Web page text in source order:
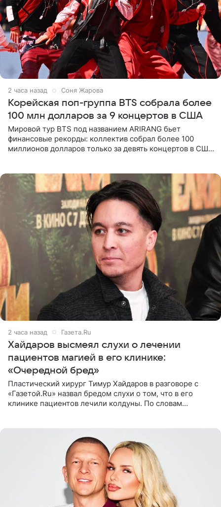
2 часа назад Соня Жарова
Корейская поп-группа BTS собрала более
100 млн долларов за 9 концертов в США
Мировой тур BTS под названием ARIRANG бьет
финансовые рекорды: коллектив собрал более 100
миллионов долларов только за девять концертов в США.
2 часа назад Газета.Ru
Хайдаров высмеял слухи о лечении
пациентов магией в его клинике:
«Очередной бред»
Пластический хирург Тимур Хайдаров в разговоре с
«Газетой.Ru» назвал бредом слухи о том, что в его
клинике пациентов лечили колдуны. По словам